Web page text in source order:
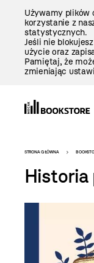
Używamy plików
korzystanie z
statystycznych.
Jeśli nie
użycie oraz
Pamiętaj, że
zmieniając
-
szablon
STRONA GŁÓWNA
Historia